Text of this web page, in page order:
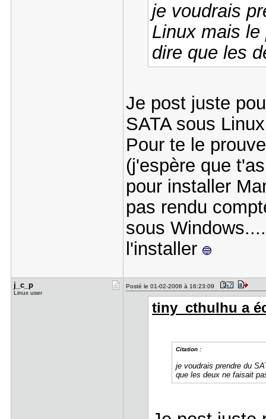
je voudrais
Linux mais
dire que les
Je post juste
SATA sous
Pour te le
(j'espère que
pour installer
pas rendu
sous
l'installer
j_c_p
Linux user
Posté le 01-02-2006 à 16:23:09
tiny_cthulhu a
Citation :
je voudrais prendre du
que les deux ne faisait